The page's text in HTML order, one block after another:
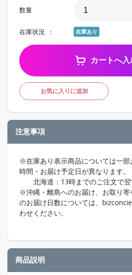
数量
在庫状況 在庫あり
カートへ入
お気に入りに追加
注意事項
※在庫あり表示商品については一
時間・お届け予定日が異なります。
北海道：13時までのご注文で翌
※沖縄・離島へのお届け、お取り
のお届け日数については、
わせください。
商品説明